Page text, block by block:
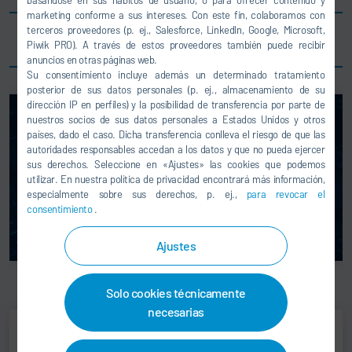
marketing conforme a sus intereses. Con este fin, colaboramos con
terceros proveedores (p. ej., Salesforce, LinkedIn, Google, Microsoft,
Piwik PRO). A través de estos proveedores también puede recibir
anuncios en otras páginas web.
Su consentimiento incluye además un determinado tratamiento
posterior de sus datos personales (p. ej., almacenamiento de su
dirección IP en perfiles) y la posibilidad de transferencia por parte de
nuestros socios de sus datos personales a Estados Unidos y otros
países, dado el caso. Dicha transferencia conlleva el riesgo de que las
autoridades responsables accedan a los datos y que no pueda ejercer
sus derechos. Seleccione en «Ajustes» las cookies que podemos
utilizar. En nuestra política de privacidad encontrará más información,
especialmente sobre sus derechos, p. ej., para revocar el
consentimiento.
Ajustes
Solo cookies técnicamente
necesarias
Alcance de las pruebas de rodillos y de frenado